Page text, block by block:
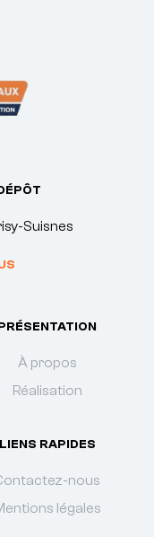
Suisnes
À propos
Réalisation
LIENS RAPIDES
nous
légales